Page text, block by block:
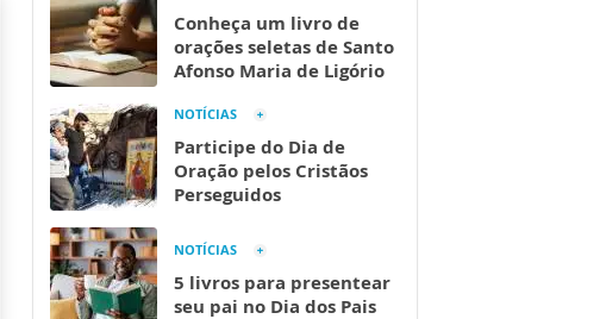
Conheça um livro de
orações seletas de Santo
Afonso Maria de Ligório
NOTÍCIAS
Participe do Dia de
Oração pelos Cristãos
Perseguidos
NOTÍCIAS
5 livros para presentear
seu pai no Dia dos Pais